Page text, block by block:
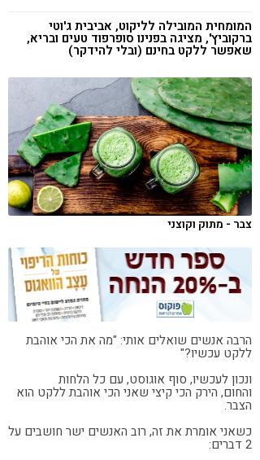
ניקוי רעלים
מזונות על
ילדים
תזונה וספורט
הפרעות קשב & ריכוז
אכילה רגשית
רגישות לגלוטן
טעים להכיר
קורונה
טבעונות
המומחית המובילה לליקוט, אביבית ג'וטי
ברקוביץ', מציגה בפנינו סופרפוד טעים ובריא,
שאפשר ללקט בחינם (ובלי להידקר)
צבר - מתוק וקוצני
הרבה אנשים שואלים אותי: "מה את הכי אוהבת
ללקט עכשיו?"
ונכון לעכשיו, סוף אוגוסט, עם כל הלחות
והחום, הירק הכי קיצי שאני הכי אוהבת ללקט הוא
הצבר.
כשאני אומרת את זה, רוב האנשים ישר חושבים על
2 דברים: